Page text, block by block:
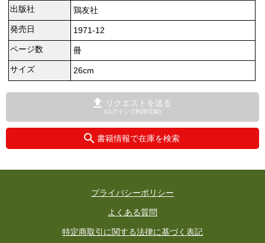
出版社
鶏友社
発売日
1971-12
ページ数
冊
サイズ
26cm
リクエストを送る
(ログインで利用可能)
書籍情報で在庫を検索
プライバシーポリシー
よくある質問
特定商取引に関する法律に基づく表記